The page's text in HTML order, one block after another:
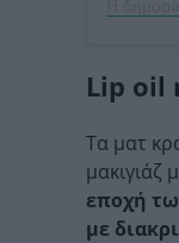
Lip oil
Τα ματ
μακιγιάζ
εποχή
με